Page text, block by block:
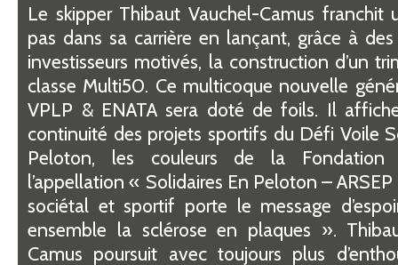
Le skipper Thibaut Vauchel-Camus franchit
pas dans sa carrière en lançant, grâce à
investisseurs motivés, la construction d’un
classe Multi50. Ce multicoque nouvelle
VPLP & ENATA sera doté de foils. Il
continuité des projets sportifs du Défi Voile
Peloton, les couleurs de la Fondation
l’appellation « Solidaires En Peloton –
sociétal et sportif porte le message
ensemble la sclérose en plaques ».
Camus poursuit avec toujours plus